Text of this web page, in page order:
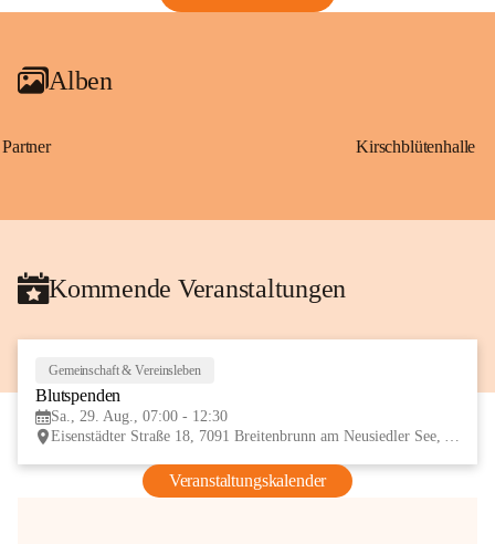
Alben
Partner Kirschblütenhalle
Kommende Veranstaltungen
Gemeinschaft & Vereinsleben
Blutspenden
Sa., 29. Aug., 07:00 - 12:30
Eisenstädter Straße 18, 7091 Breitenbrunn am Neusiedler See, AUT
Veranstaltungskalender